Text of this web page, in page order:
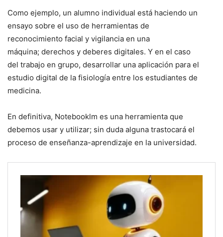
Como ejemplo, un alumno individual está haciendo un
ensayo sobre el uso de herramientas de
reconocimiento facial y vigilancia en una
máquina; derechos y deberes digitales. Y en el caso
del trabajo en grupo, desarrollar una aplicación para el
estudio digital de la fisiología entre los estudiantes de
medicina.
En definitiva, Notebooklm es una herramienta que
debemos usar y utilizar; sin duda alguna trastocará el
proceso de enseñanza-aprendizaje en la universidad.